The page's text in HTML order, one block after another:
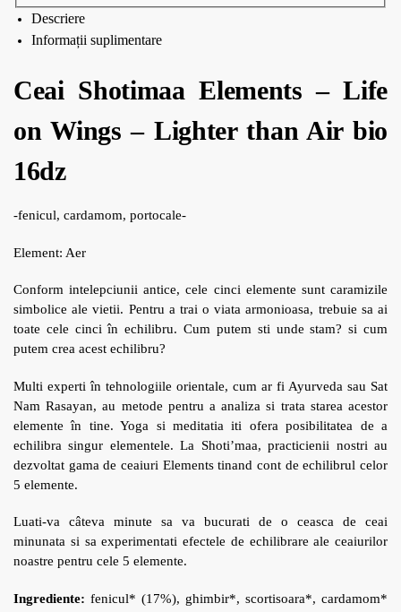
Descriere
Informații suplimentare
Ceai Shotimaa Elements – Life
on Wings – Lighter than Air bio
16dz
-fenicul, cardamom, portocale-
Element: Aer
Conform intelepciunii antice, cele cinci elemente sunt caramizile
simbolice ale vietii. Pentru a trai o viata armonioasa, trebuie sa ai
toate cele cinci în echilibru. Cum putem sti unde stam? si cum
putem crea acest echilibru?
Multi experti în tehnologiile orientale, cum ar fi Ayurveda sau Sat
Nam Rasayan, au metode pentru a analiza si trata starea acestor
elemente în tine. Yoga si meditatia iti ofera posibilitatea de a
echilibra singur elementele. La Shoti’maa, practicienii nostri au
dezvoltat gama de ceaiuri Elements tinand cont de echilibrul celor
5 elemente.
Luati-va câteva minute sa va bucurati de o ceasca de ceai
minunata si sa experimentati efectele de echilibrare ale ceaiurilor
noastre pentru cele 5 elemente.
Ingrediente: fenicul* (17%), ghimbir*, scortisoara*, cardamom*